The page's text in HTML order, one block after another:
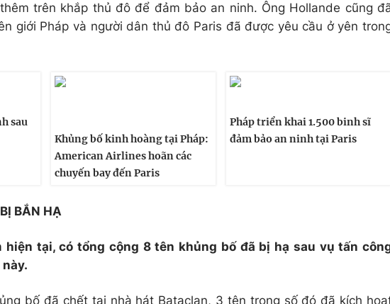
trên khắp thủ đô để đảm bảo an ninh. Ông Hollande cũng
giới Pháp và người dân thủ đô Paris đã được yêu cầu ở yên
sau
Khủng bố kinh hoàng tại Pháp:
American Airlines hoãn các
chuyến bay đến Paris
Pháp triển khai 1.500 binh sĩ
đảm bảo an ninh tại Paris
BẮN HẠ
tại, có tổng cộng 8 tên khủng bố đã bị hạ sau vụ tấn
bố đã chết tại nhà hát Bataclan, 3 tên trong số đó đã kích